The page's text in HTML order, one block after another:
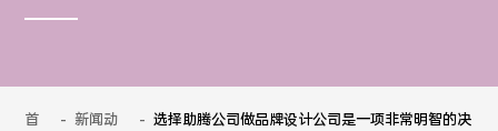
首 - 新闻动 - 选择助腾公司做品牌设计公司是一项非常明智的决